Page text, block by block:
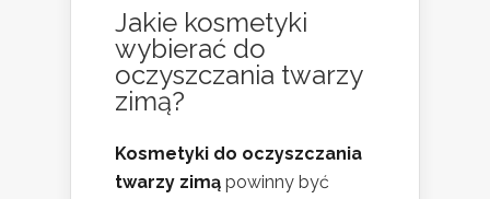
Jakie kosmetyki
wybierać do
oczyszczania twarzy
zimą?
Kosmetyki do oczyszczania
twarzy zimą powinny być